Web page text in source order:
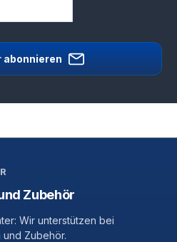
Zubehör
Wir unterstützen bei
und Zubehör.